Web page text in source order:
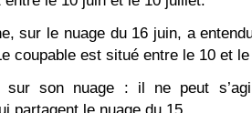
sur le nuage du 16 juin, a
coupable est situé entre le 10 et
son nuage : il ne peut